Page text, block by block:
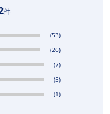
件
(53)
(26)
(7)
(5)
(1)